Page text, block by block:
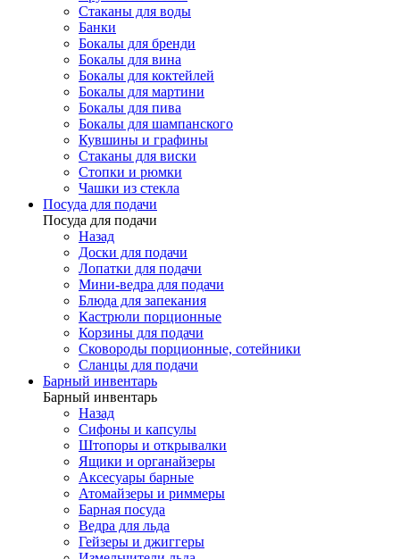
Стаканы для воды
Банки
Бокалы для бренди
Бокалы для вина
Бокалы для коктейлей
Бокалы для мартини
Бокалы для пива
Бокалы для шампанского
Кувшины и графины
Стаканы для виски
Стопки и рюмки
Чашки из стекла
Посуда для подачи
Посуда для подачи
Назад
Доски для подачи
Лопатки для подачи
Мини-ведра для подачи
Блюда для запекания
Кастрюли порционные
Корзины для подачи
Сковороды порционные, сотейники
Сланцы для подачи
Барный инвентарь
Барный инвентарь
Назад
Сифоны и капсулы
Штопоры и открывалки
Ящики и органайзеры
Аксесуары барные
Атомайзеры и риммеры
Барная посуда
Ведра для льда
Гейзеры и джиггеры